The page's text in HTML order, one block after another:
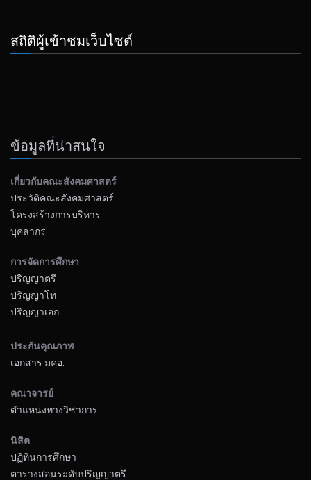
สถิติผู้เข้าชมเว็บไซต์
ข้อมูลที่น่าสนใจ
เกี่ยวกับคณะสังคมศาสตร์
ประวัติคณะสังคมศาสตร์
โครงสร้างการบริหาร
บุคลากร
การจัดการศึกษา
ปริญญาตรี
ปริญญาโท
ปริญญาเอก
ประกันคุณภาพ
เอกสาร มคอ.
คณาจารย์
ตำแหน่งทางวิชาการ
นิสิต
ปฏิทินการศึกษา
ตารางสอนระดับปริญญาตรี